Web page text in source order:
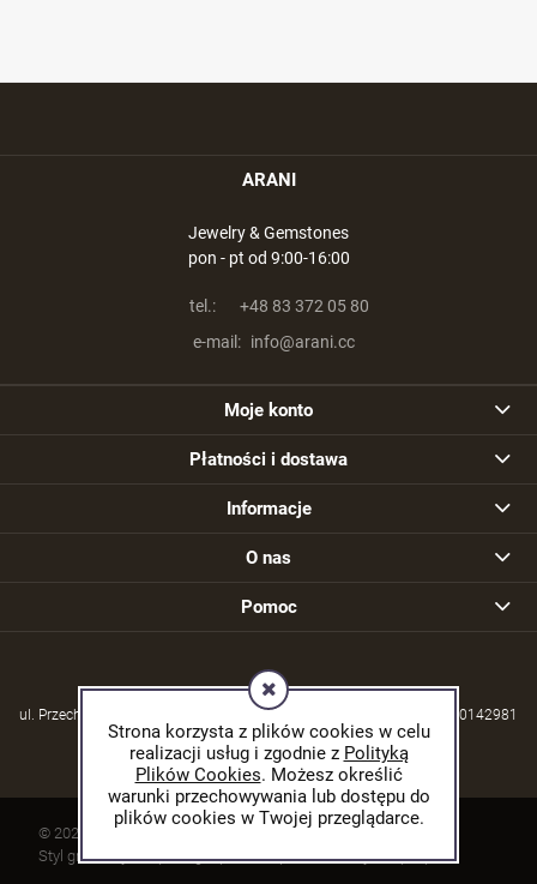
Strona korzysta z plików cookies w celu
realizacji usług i zgodnie z Polityką
Plików Cookies. Możesz określić
warunki przechowywania lub dostępu do
plików cookies w Twojej przeglądarce.
ARANI
Jewelry & Gemstones
pon - pt od 9:00-16:00
tel.:
+48 83 372 05 80
e-mail: info@arani.cc
Moje konto
Płatności i dostawa
Informacje
O nas
Pomoc
ul. Przechodzisko 39, 21-570 Drelów | NIP: 5380004253 | REGON: 030142981
© 2026 arani.cc. Wszelkie prawa zastrzeżone.
Styl graficzny ShopGadget.pl
Sklep internetowy Shoper.pl